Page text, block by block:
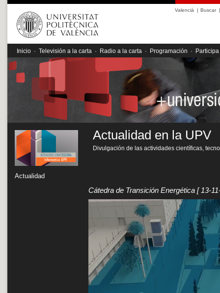
Valencià | Buscar|
Inicio · Televisión a la carta · Radio a la carta · Programación · Participa
Actualidad
Actualidad en la UPV
Divulgación de las actividades científicas,
Cátedra de Transición Energética [ 13-